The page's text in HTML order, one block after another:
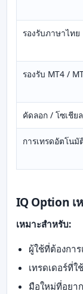
รองรับภาษาไทย
รองรับ MT4 /
คัดลอก / โซเชีย
การเทรดอัตโนมั
IQ Option เ
เหมาะสำหรับ:
ผู้ใช้ที่ต้องกา
เทรดเดอร์ที่
มือใหม่ที่อยา